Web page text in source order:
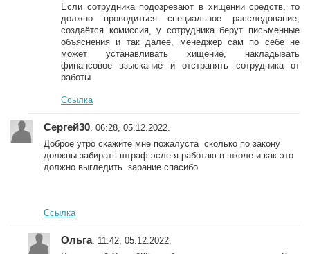
Если сотрудника подозревают в хищении средств, то
должно проводиться специальное расследование,
создаётся комиссия, у сотрудника берут письменные
объяснения и так далее, менеджер сам по себе не
может устанавливать хищение, накладывать
финансовое взыскание и отстранять сотрудника от
работы.
Ссылка
Сергей30 . 06:28, 05.12.2022.
Доброе утро скажите мне пожалуста сколько по закону
должны забирать штраф эсле я работаю в школе и как это
должно выгледить зарание спасибо
Ссылка
Ольга. 11:42, 05.12.2022.